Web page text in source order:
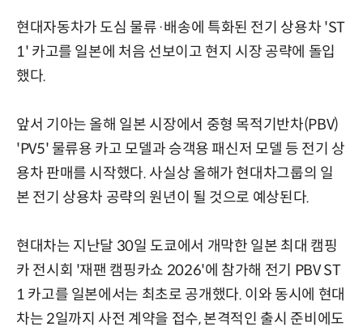
현대자동차가 도심 물류·배송에 특화된 전기 상용차 'ST
1' 카고를 일본에 처음 선보이고 현지 시장 공략에 돌입
했다.
앞서 기아는 올해 일본 시장에서 중형 목적기반차(PBV)
'PV5' 물류용 카고 모델과 승객용 패신저 모델 등 전기 상
용차 판매를 시작했다. 사실상 올해가 현대차그룹의 일
본 전기 상용차 공략의 원년이 될 것으로 예상된다.
현대차는 지난달 30일 도쿄에서 개막한 일본 최대 캠핑
카 전시회 '재팬 캠핑카쇼 2026'에 참가해 전기 PBV ST
1 카고를 일본에서는 최초로 공개했다. 이와 동시에 현대
차는 2일까지 사전 계약을 접수, 본격적인 출시 준비에도